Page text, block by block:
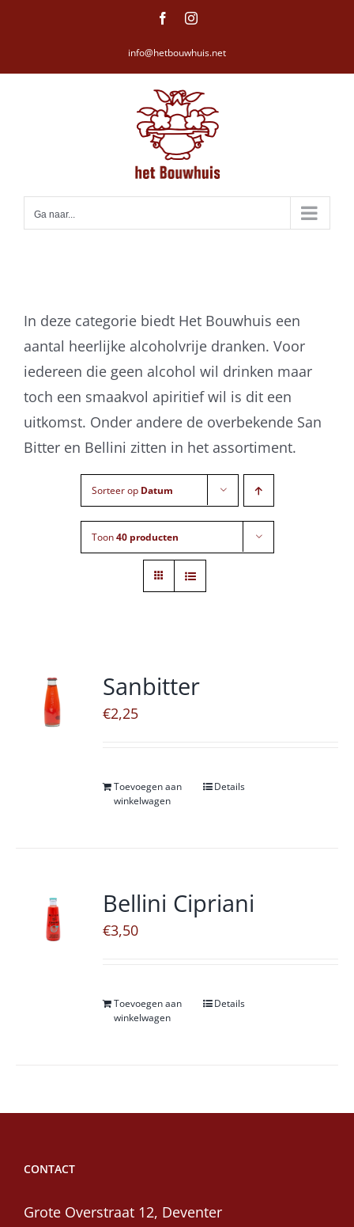
FacebookInstagram
info@hetbouwhuis.net
Ga naar...
In deze categorie biedt Het Bouwhuis een
aantal heerlijke alcoholvrije dranken. Voor
iedereen die geen alcohol wil drinken maar
toch een smaakvol apiritief wil is dit een
uitkomst. Onder andere de overbekende San
Bitter en Bellini zitten in het assortiment.
Sorteer op Datum
Toon40 producten
Sanbitter
€2,25
Toevoegen aan
winkelwagen
Details
Bellini Cipriani
€3,50
Toevoegen aan
winkelwagen
Details
CONTACT
Grote Overstraat 12, Deventer